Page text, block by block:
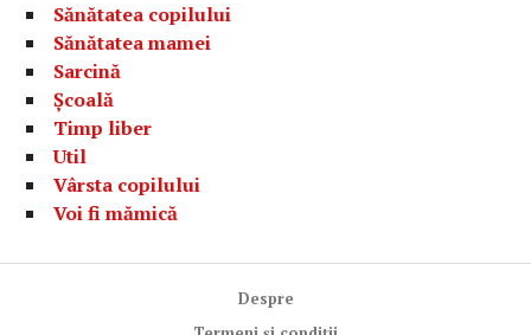
Sănătatea copilului
Sănătatea mamei
Sarcină
Școală
Timp liber
Util
Vârsta copilului
Voi fi mămică
Despre